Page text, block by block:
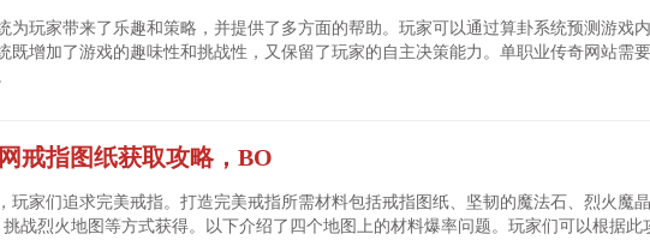
为玩家带来了乐趣和策略，并提供了多方面的帮助。玩家可以通过算卦系统预测游戏
既增加了游戏的趣味性和挑战性，又保留了玩家的自主决策能力。单职业传奇网站需
戒指图纸获取攻略，BO
玩家们追求完美戒指。打造完美戒指所需材料包括戒指图纸、坚韧的魔法石、烈火魔
战烈火地图等方式获得。以下介绍了四个地图上的材料爆率问题。玩家们可以根据此